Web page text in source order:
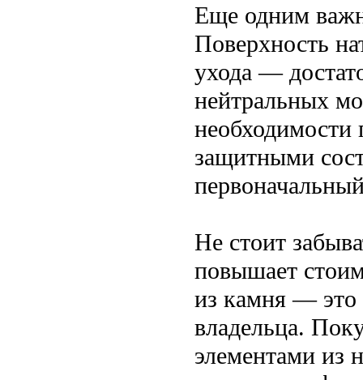
Еще одним
Поверхность
ухода —
нейтральных
необходимости
защитными
Не стоит
повышает
из камня — это
владельца.
элементами из